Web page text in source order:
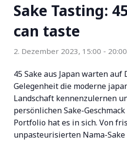
Sake Tasting:
can taste
2. Dezember 2023, 15:00 - 20:00
45 Sake aus Japan warten auf
Gelegenheit die moderne
Landschaft kennenzulernen
persönlichen Sake-
Portfolio hat es in sich. Von
unpasteurisierten Nama-